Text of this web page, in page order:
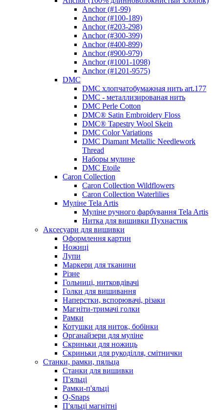
Anchor (#1-99)
Anchor (#100-189)
Anchor (#203-298)
Anchor (#300-399)
Anchor (#400-899)
Anchor (#900-979)
Anchor (#1001-1098)
Anchor (#1201-9575)
DMC
DMC хлопчатобумажная нить art.177
DMC - металлизированая нить
DMC Perle Cotton
DMC® Satin Embroidery Floss
DMC® Tapestry Wool Skein
DMC Color Variations
DMC Diamant Metallic Needlework
Thread
Наборы мулине
DMC Etoile
Caron Collection
Caron Collection Wildflowers
Caron Collection Waterlilies
Муліне Tela Artis
Муліне ручного фарбування Tela Artis
Нитка для вишивки Пухнастик
Аксесуари для вишивки
Оформлення картин
Ножиці
Лупи
Маркери для тканини
Різне
Гольниці, нитковдівачі
Голки для вишивання
Наперстки, вспорювачі, різаки
Магніти-тримачі голки
Рамки
Котушки для ниток, бобінки
Органайзери для муліне
Скриньки для ножиць
Скриньки для рукоділля, смітнички
Станки, рамки, пяльца
Станки для вишивки
П'яльці
Рамки-п'яльці
Q-Snaps
П'яльці магнітні